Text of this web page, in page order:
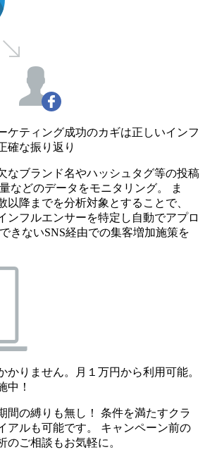
ケティング成功のカギは正しいインフ
確な振り返り
なブランド名やハッシュタグ等の投稿
などのデータをモニタリング。 ま
以降までを分析対象とすることで、
ンフルエンサーを特定し自動でアプロ
きないSNS経由での集客増加施策を
かりません。月１万円から利用可能。
中！
間の縛りも無し！ 条件を満たすクラ
アルも可能です。 キャンペーン前の
のご相談もお気軽に。